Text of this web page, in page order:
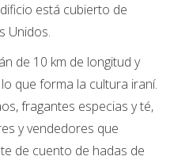
está cubierto de
Unidos.
de 10 km de longitud y
que forma la cultura iraní.
fragantes especias y té,
y vendedores que
de cuento de hadas de